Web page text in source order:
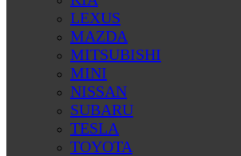
LEXUS
MAZDA
MITSUBISHI
MINI
NISSAN
SUBARU
TESLA
TOYOTA